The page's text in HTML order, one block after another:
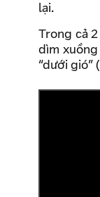
lại.
Trong cả
dìm
“dưới gió”